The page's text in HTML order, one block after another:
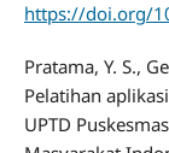
https://doi.org/
Pratama, Y. S.,
Pelatihan
UPTD